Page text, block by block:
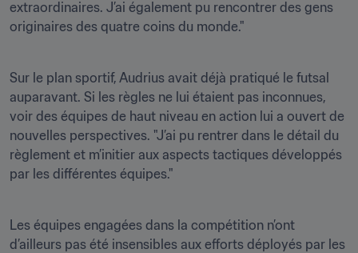
extraordinaires. J’ai également pu rencontrer des gens
originaires des quatre coins du monde."
Sur le plan sportif, Audrius avait déjà pratiqué le futsal
auparavant. Si les règles ne lui étaient pas inconnues,
voir des équipes de haut niveau en action lui a ouvert de
nouvelles perspectives. "J’ai pu rentrer dans le détail du
règlement et m’initier aux aspects tactiques développés
par les différentes équipes."
Les équipes engagées dans la compétition n’ont
d’ailleurs pas été insensibles aux efforts déployés par les